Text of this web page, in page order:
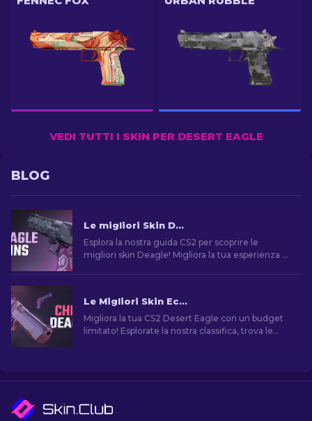
VEDI TUTTI I SKIN PER DESERT EAGLE
BLOG
Le migliori Skin Deagle in CS2 [2026]
Esplora la nostra guida CS2 per scoprire le
migliori skin Deagle! Migliora la tua esperienza di
Le Migliori Skin Economiche per Desert Eagle di CS2
Migliora la tua CS2 Desert Eagle con un budget
limitato! Esplorate la nostra classifica, trova le